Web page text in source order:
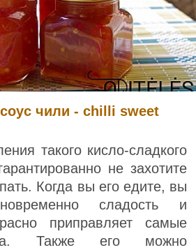
чили - chilli sweet
такого кисло-сладкого
не захотите
Когда вы его едите, вы
сладость и
приправляет самые
Также его можно